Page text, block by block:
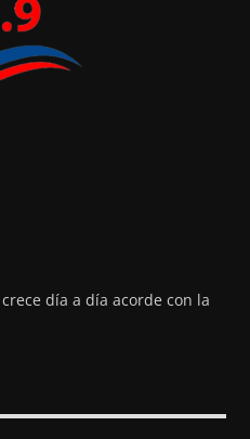
día a día acorde con la